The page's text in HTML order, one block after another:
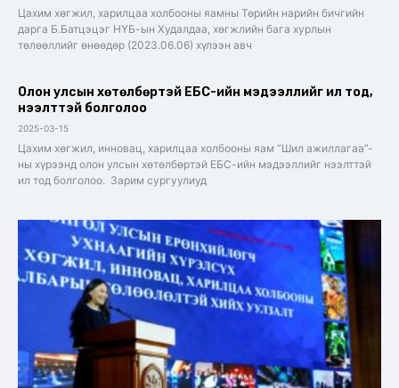
Цахим хөгжил, харилцаа холбооны яамны Төрийн нарийн бичгийн
дарга Б.Батцэцэг НҮБ-ын Худалдаа, хөгжлийн бага хурлын
төлөөллийг өнөөдөр (2023.06.06) хүлээн авч
Олон улсын хөтөлбөртэй ЕБС-ийн мэдээллийг ил тод,
нээлттэй болголоо
2025-03-15
Цахим хөгжил, инновац, харилцаа холбооны яам “Шил ажиллагаа”-
ны хүрээнд олон улсын хөтөлбөртэй ЕБС-ийн мэдээллийг нээлттэй
ил тод болголоо. Зарим сургуулиуд